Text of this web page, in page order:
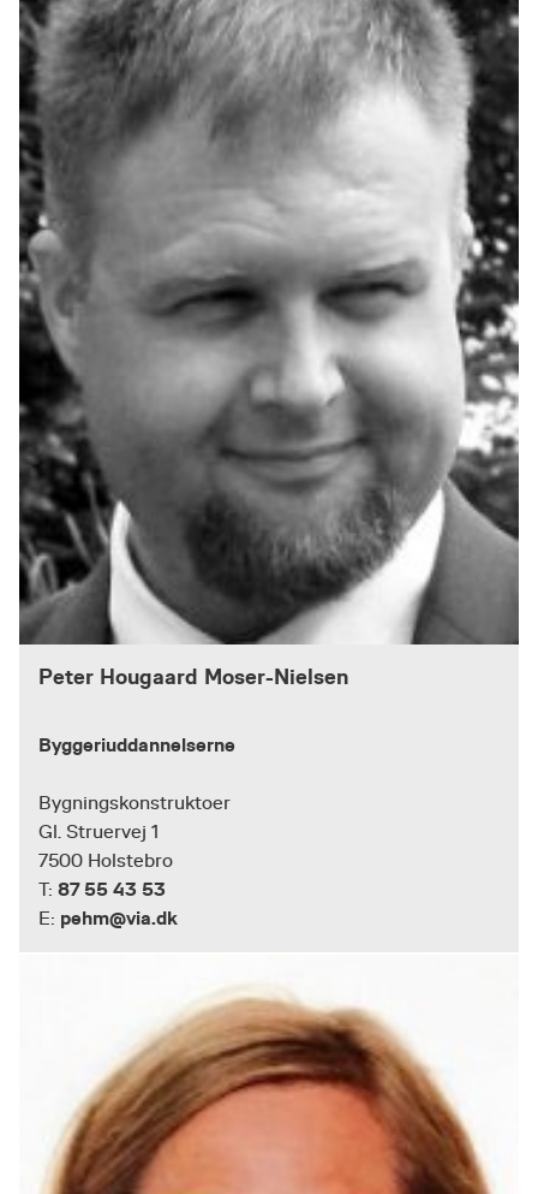
Peter Hougaard Moser-Nielsen
Byggeriuddannelserne
Bygningskonstruktoer
Gl. Struervej 1
7500 Holstebro
T: 87 55 43 53
E: pehm@via.dk